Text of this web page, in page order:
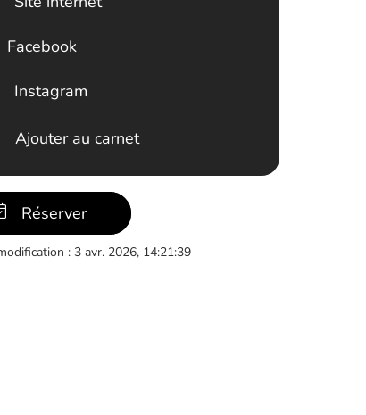
Facebook
Instagram
Ajouter au carnet
Réserver
: 3 avr. 2026, 14:21:39